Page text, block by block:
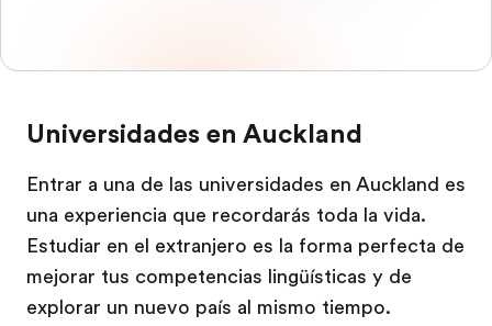
Universidades en Auckland
Entrar a una de las universidades en Auckland es
una experiencia que recordarás toda la vida.
Estudiar en el extranjero es la forma perfecta de
mejorar tus competencias lingüísticas y de
explorar un nuevo país al mismo tiempo.